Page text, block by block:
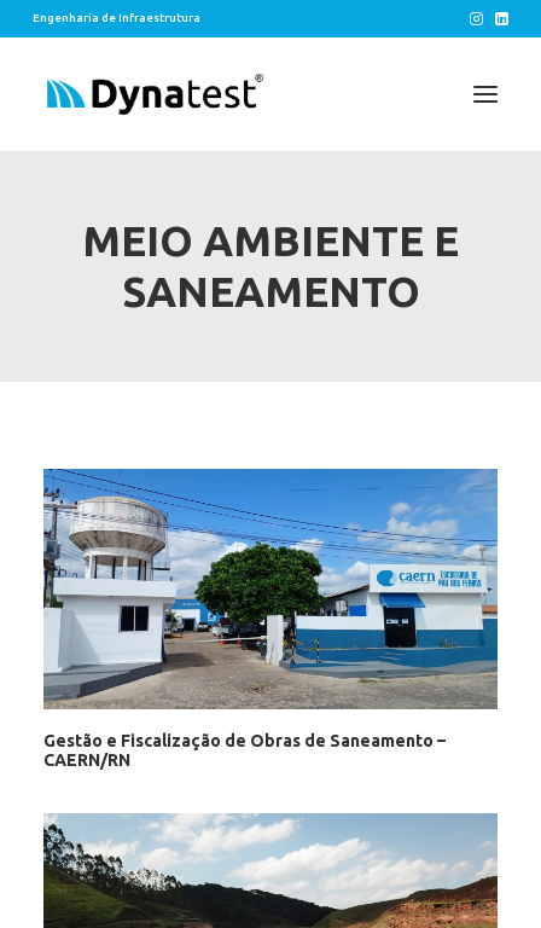
Engenharia de Infraestrutura
MEIO AMBIENTE E
SANEAMENTO
Gestão e Fiscalização de Obras de Saneamento –
CAERN/RN